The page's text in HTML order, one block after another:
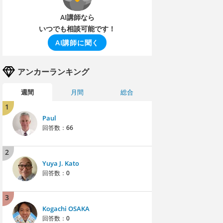
AI講師なら
いつでも相談可能です！
AI講師に聞く
アンカーランキング
週間 月間 総合
1
Paul
回答数： 66
2
Yuya J. Kato
回答数： 0
3
Kogachi OSAKA
回答数： 0